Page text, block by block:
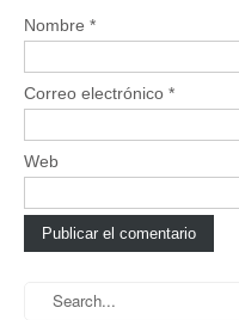
Nombre *
Correo electrónico *
Web